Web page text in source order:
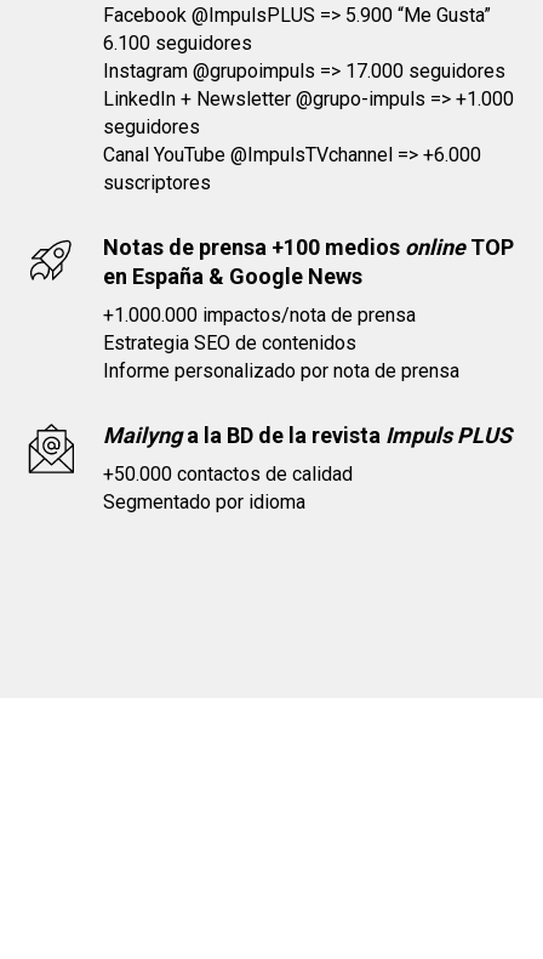
Facebook @ImpulsPLUS => 5.900 “Me Gusta”
6.100 seguidores
Instagram @grupoimpuls => 17.000 seguidores
LinkedIn + Newsletter @grupo-impuls => +1.000
seguidores
Canal YouTube @ImpulsTVchannel => +6.000
suscriptores
Notas de prensa +100 medios onlineTOP
en España & Google News
+1.000.000 impactos/nota de prensa
Estrategia SEO de contenidos
Informe personalizado por nota de prensa
Mailynga la BD de la revista Impuls PLUS
+50.000 contactos de calidad
Segmentado por idioma